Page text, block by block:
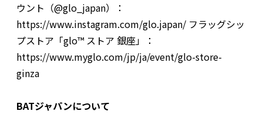
ウント（@glo_japan）：
https://www.instagram.com/glo.japan/ フラッグシッ
プストア「glo™ ストア 銀座」：
https://www.myglo.com/jp/ja/event/glo-store-
ginza
BATジャパンについて